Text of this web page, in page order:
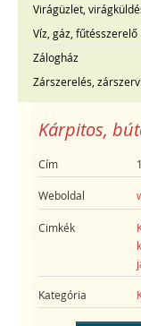
Virágüzlet,
Víz, gáz, fűtésszerelő
Zálogház
Zárszerelés,
Kárpitos,
Cím
Weboldal
Cimkék
Kategória